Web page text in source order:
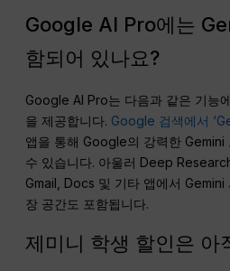
Google AI Pro에는
함되어 있나요?
Google AI Pro는 다음과 같은 기능
을 제공합니다. Google 검색에서
앱을 통해 Google의 강력한 Gemini
수 있습니다. 아울러 Deep
Gmail, Docs 및 기타 앱에서
장 공간도 포함됩니다.
제미니 학생 할인은 아